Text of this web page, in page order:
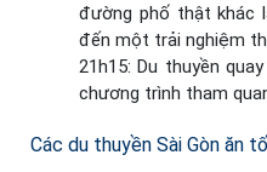
đường phố thật khác
đến một trải nghiệm
21h15: Du thuyền
chương trình tham
Các du thuyền Sài Gòn ăn